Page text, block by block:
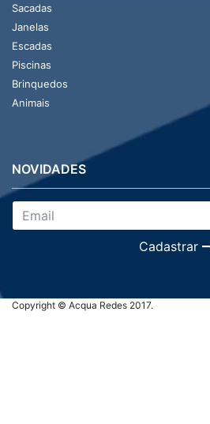
Sacadas
Janelas
Escadas
Piscinas
Brinquedos
Animais
NOVIDADES
Cadastrar
Copyright © Acqua Redes 2017.